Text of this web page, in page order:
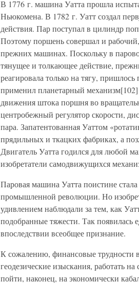
В 1776 г. машина Уатта прошла
Ньюкомена. В 1782 г. Уатт создал
действия. Пар поступал в цилиндр
Поэтому поршень совершал и
прежних машинах. Поскольку в
тянущее и толкающее действие,
реагировала только на тягу, пришлось
применил планетарный механизм[102]
движения штока поршня во
центробежный регулятор скорости,
пара. Запатентованная Уаттом
прядильных и ткацких фабриках, а
Двигатель Уатта годился для любой
изобретатели самодвижущихся
Паровая машина Уатта поистине
промышленной революции. Но
удивлением наблюдали за тем, как
подобранные тяжести. Так
впоследствии всеобщее признание.
К сожалению, финансовые трудности
геодезические изыскания, работать
пойти, наконец, на экономически